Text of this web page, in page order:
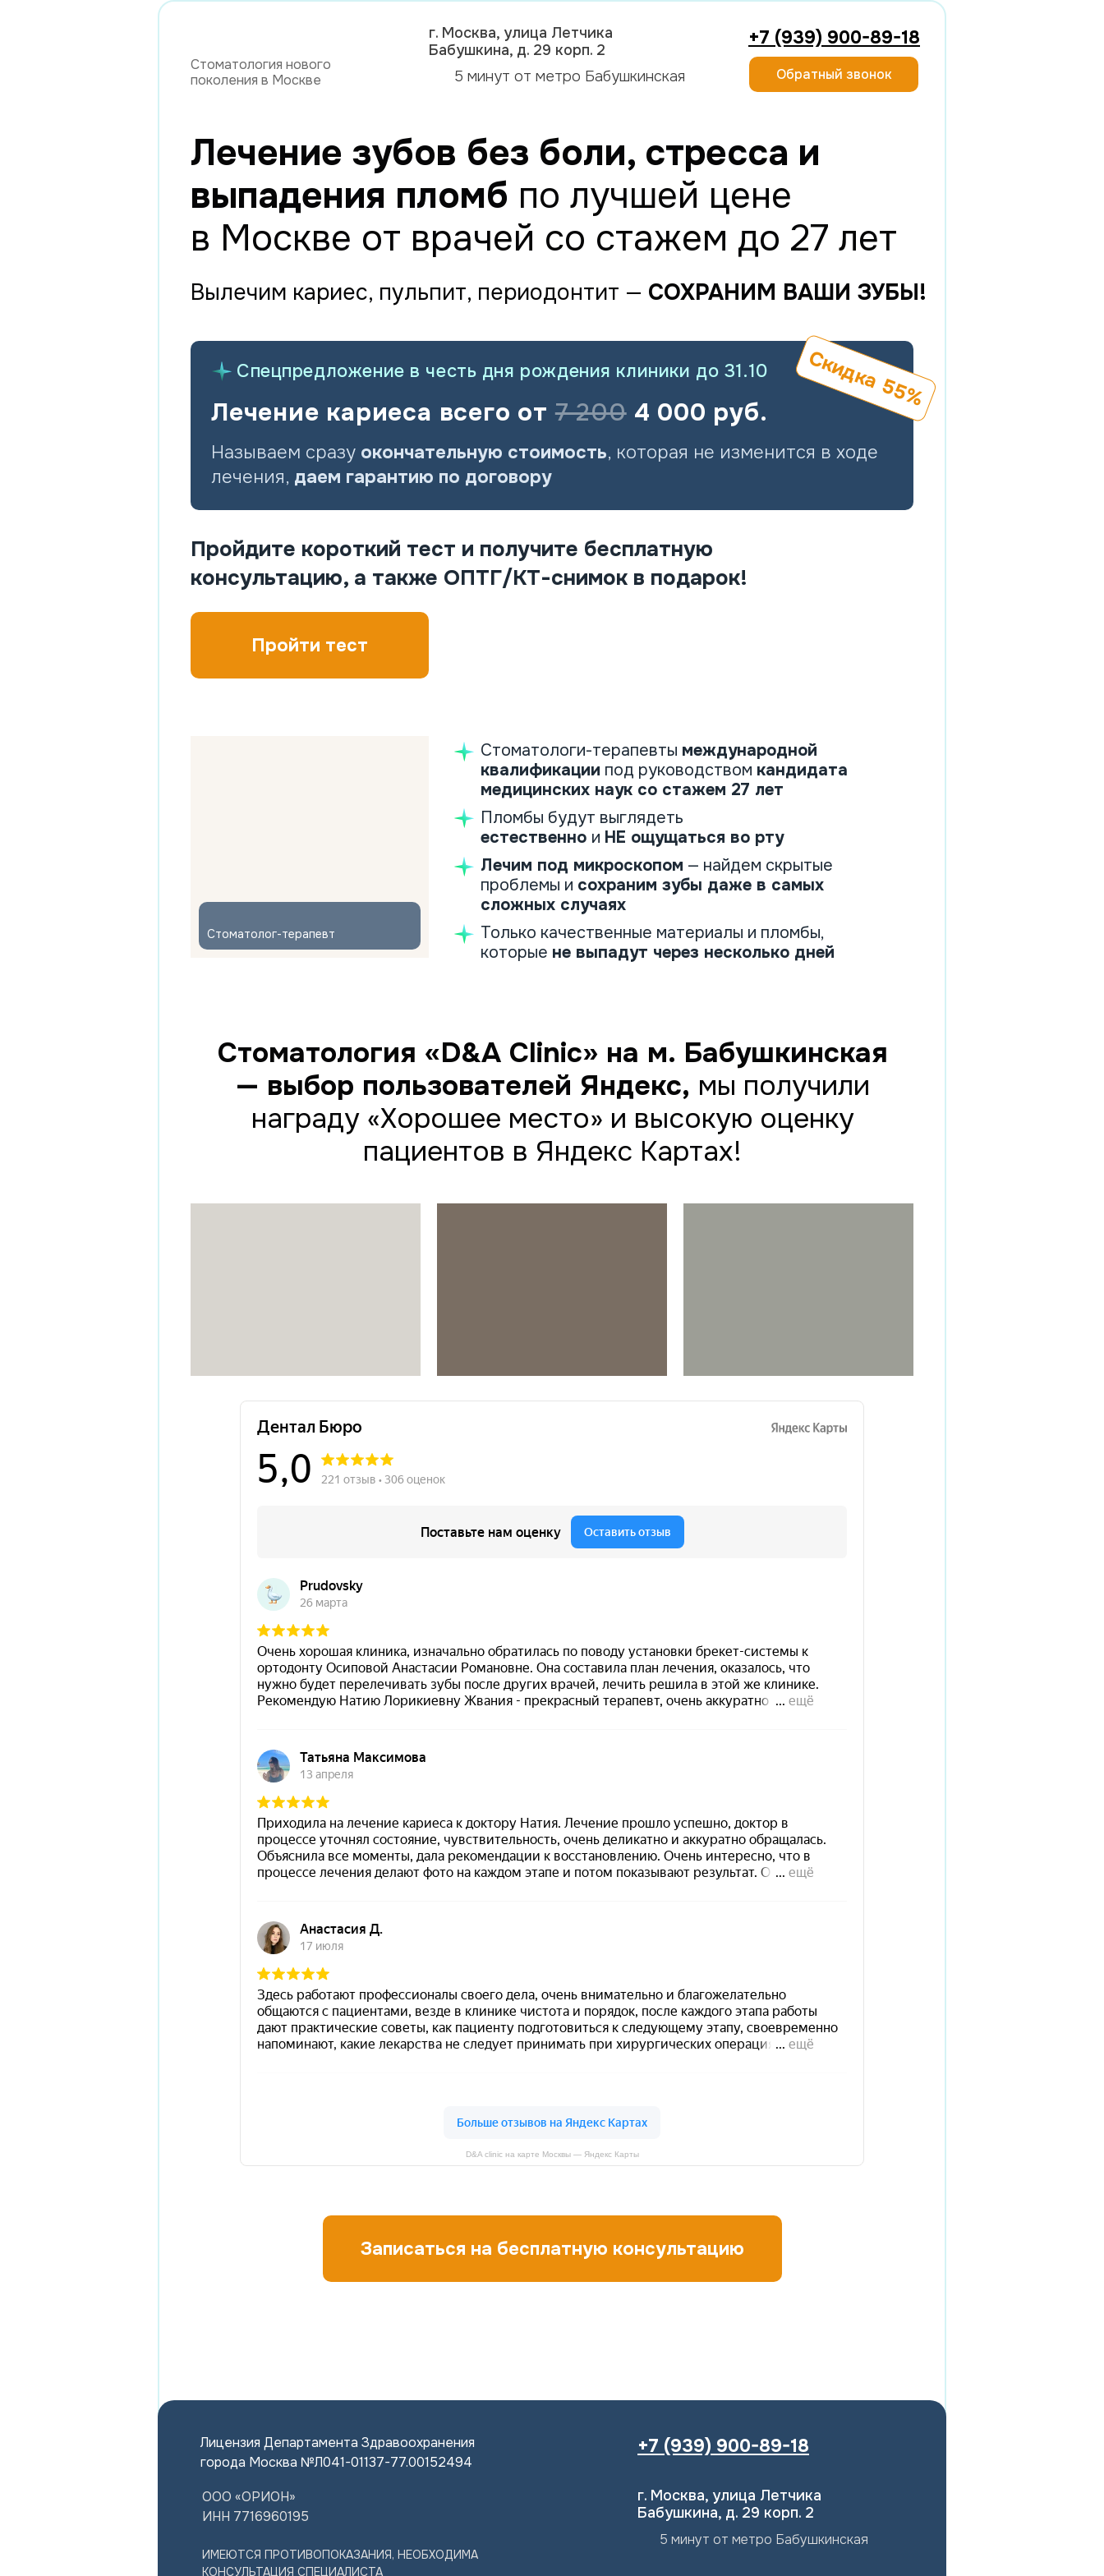
Скидка 55%
D&A clinic на карте Москвы — Яндекс Карты
Стоматология «D&A Clinic» на м. Бабушкинская
— выбор пользователей Яндекс, мы получили
награду «Хорошее место» и высокую оценку
пациентов в Яндекс Картах!
5 минут от метро Бабушкинская
г. Москва, улица Летчика
Бабушкина, д. 29 корп. 2
+7 (939) 900-89-18
ИМЕЮТСЯ ПРОТИВОПОКАЗАНИЯ, НЕОБХОДИМА
КОНСУЛЬТАЦИЯ СПЕЦИАЛИСТА
ООО «ОРИОН»
ИНН 7716960195
Лицензия Департамента Здравоохранения
города Москва №Л041-01137-77.00152494
Стоматолог-терапевт
Называем сразу окончательную стоимость, которая не изменится в ходе
лечения, даем гарантию по договору
Лечение кариеса всего от 7 2004 000 руб.
Спецпредложение в честь дня рождения клиники до 31.10
Обратный звонок
Записаться на бесплатную консультацию
Пройти тест
Только качественные материалы и пломбы,
которые не выпадут через несколько дней
Лечим под микроскопом — найдем скрытые
проблемы и сохраним зубы даже в самых
сложных случаях
Стоматологи-терапевты международной
квалификации под руководством кандидата
медицинских наук со стажем 27 лет
Пломбы будут выглядеть
естественно и НЕ ощущаться во рту
Пройдите короткий тест и получите бесплатную
консультацию, а также ОПТГ/КТ-снимок в подарок!
Вылечим кариес, пульпит, периодонтит — СОХРАНИМ ВАШИ ЗУБЫ!
Лечение зубов без боли, стресса и
выпадения пломб по лучшей цене
в Москве от врачей со стажем до 27 лет
5 минут от метро Бабушкинская
г. Москва, улица Летчика
Бабушкина, д. 29 корп. 2
Стоматология нового
поколения в Москве
+7 (939) 900-89-18